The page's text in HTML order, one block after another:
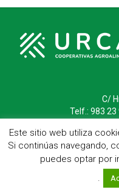
C/
Telf.: 983 23
Este sitio web utiliza
Si continúas navegando,
puedes optar por
.